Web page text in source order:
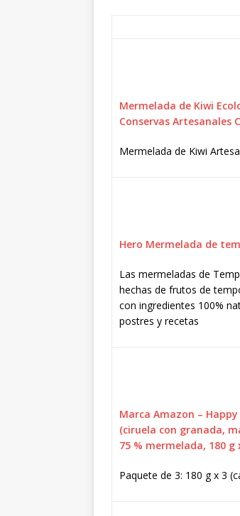
Mermelada de Kiwi
Conservas Artesanales
Mermelada de Kiwi
Hero Mermelada de
Las mermeladas de
hechas de frutos de
con ingredientes 100%
postres y recetas
Marca Amazon –
(ciruela con granada,
75 % mermelada, 180 g
Paquete de 3: 180 g x 3